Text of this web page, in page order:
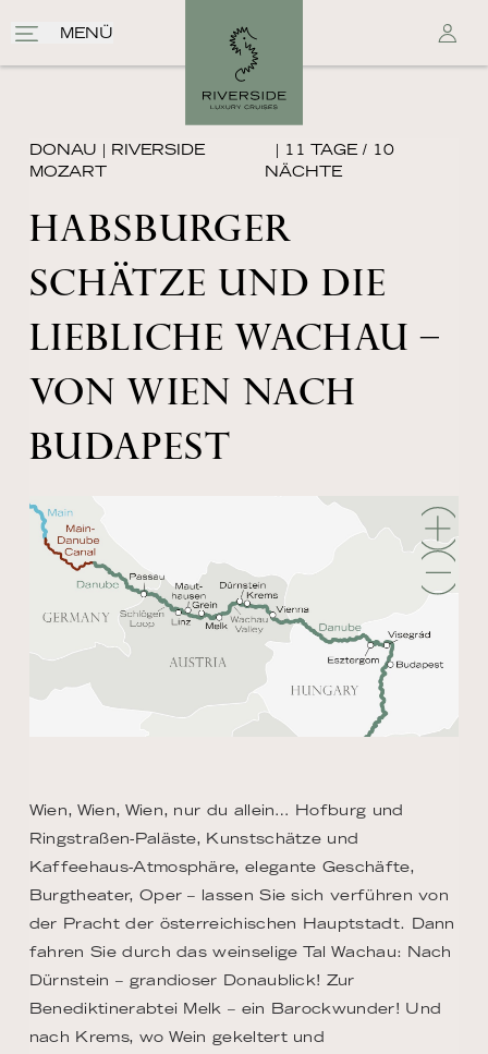
MENÜ
DONAU | RIVERSIDE
MOZART
| 11 TAGE / 10
NÄCHTE
HABSBURGER
SCHÄTZE UND DIE
LIEBLICHE WACHAU –
VON WIEN NACH
BUDAPEST
Wien, Wien, Wien, nur du allein… Hofburg und
Ringstraßen-Paläste, Kunstschätze und
Kaffeehaus-Atmosphäre, elegante Geschäfte,
Burgtheater, Oper – lassen Sie sich verführen von
der Pracht der österreichischen Hauptstadt. Dann
fahren Sie durch das weinselige Tal Wachau: Nach
Dürnstein – grandioser Donaublick! Zur
Benediktinerabtei Melk – ein Barockwunder! Und
nach Krems, wo Wein gekeltert und